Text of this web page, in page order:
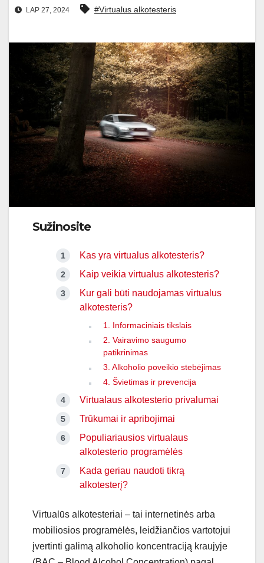
LAP 27, 2024 #Virtualus alkotesteris
Sužinosite
Kas yra virtualus alkotesteris?
Kaip veikia virtualus alkotesteris?
Kur gali būti naudojamas virtualus
alkotesteris?
1. Informaciniais tikslais
2. Vairavimo saugumo
patikrinimas
3. Alkoholio poveikio stebėjimas
4. Švietimas ir prevencija
Virtualaus alkotesterio privalumai
Trūkumai ir apribojimai
Populiariausios virtualaus
alkotesterio programėlės
Kada geriau naudoti tikrą
alkotesterį?
Virtualūs alkotesteriai – tai internetinės arba
mobiliosios programėlės, leidžiančios vartotojui
įvertinti galimą alkoholio koncentraciją kraujyje